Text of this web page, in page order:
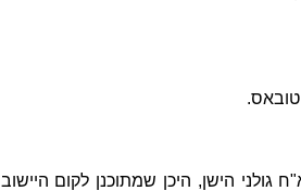
טובאס.
הישן, היכן שמתוכנן לקום היישוב